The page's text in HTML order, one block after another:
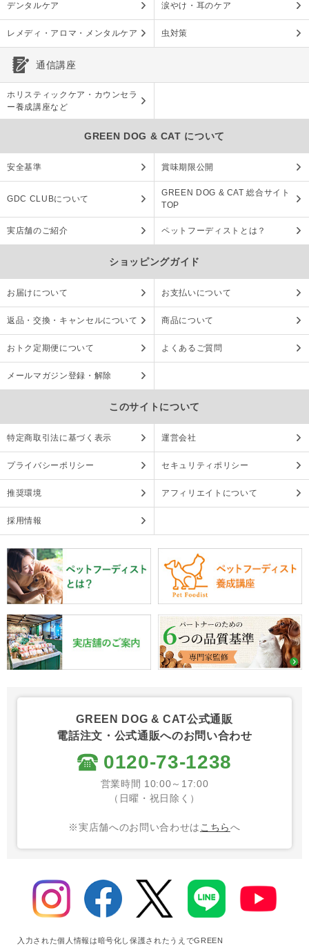
デンタルケア 涙やけ・耳のケア
レメディ・アロマ・メンタルケア 虫対策
通信講座
ホリスティックケア・カウンセラ
ー養成講座など
GREEN DOG & CAT について
安全基準 賞味期限公開
GDC CLUBについて
GREEN DOG & CAT 総合サイト
TOP
実店舗のご紹介 ペットフーディストとは？
ショッピングガイド
お届けについて お支払いについて
返品・交換・キャンセルについて 商品について
おトク定期便について よくあるご質問
メールマガジン登録・解除
このサイトについて
特定商取引法に基づく表示 運営会社
プライバシーポリシー セキュリティポリシー
推奨環境 アフィリエイトについて
採用情報
GREEN DOG & CAT公式通販
電話注文・公式通販へのお問い合わせ
0120-73-1238
営業時間 10:00～17:00
（日曜・祝日除く）
※実店舗へのお問い合わせは こちらへ
入力された個人情報は暗号化し保護されたうえでGREEN